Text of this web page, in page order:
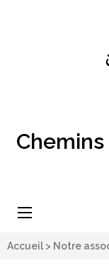
Accueil > Notre